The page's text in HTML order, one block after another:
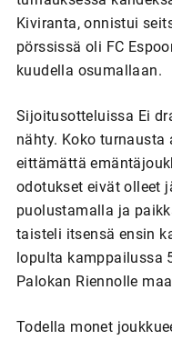
Kiviranta, onnistui
pörssissä oli FC
kuudella osumallaan.
Sijoitusotteluissa Ei
nähty. Koko
eittämättä
odotukset eivät olleet
puolustamalla ja
taisteli itsensä ensin
lopulta kamppailussa
Palokan Riennolle
Todella monet